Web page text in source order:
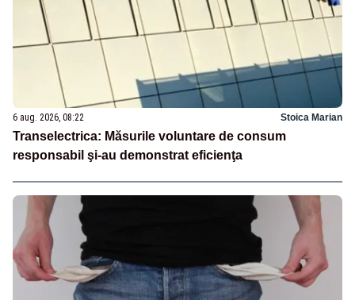
6 aug. 2026, 08:22 Stoica Marian
Transelectrica: Măsurile voluntare de consum
responsabil şi-au demonstrat eficienţa